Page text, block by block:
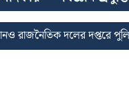
দলের দপ্তরে পুলিশ